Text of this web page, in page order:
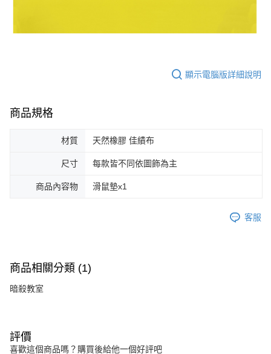
顯示電腦版詳細說明
商品規格
材質 天然橡膠 佳績布
尺寸 每款皆不同依圖飾為主
商品內容物 滑鼠墊x1
客服
商品相關分類 (1)
暗殺教室
評價
喜歡這個商品嗎？購買後給他一個好評吧